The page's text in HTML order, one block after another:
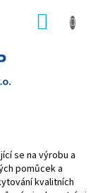
se na výrobu a
pomůcek a
kvalitních